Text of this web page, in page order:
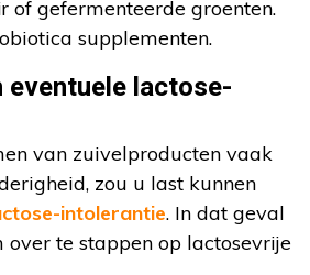
of gefermenteerde groenten.
supplementen.
eventuele lactose-
van zuivelproducten vaak
zou u last kunnen
intolerantie. In dat geval
over te stappen op lactosevrije